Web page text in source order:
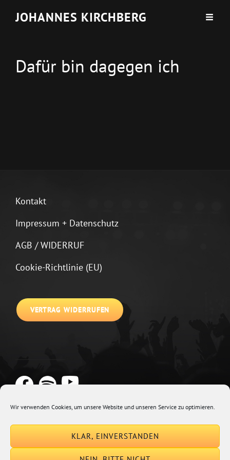
Wir verwenden Cookies, um unsere Website und unseren Service zu optimieren.
KLAR, EINVERSTANDEN
JOHANNES KIRCHBERG
Dafür bin dagegen ich
Kontakt
Impressum + Datenschutz
AGB / WIDERRUF
Cookie-Richtlinie (EU)
VERTRAG WIDERRUFEN
Euphony By Catch Themes